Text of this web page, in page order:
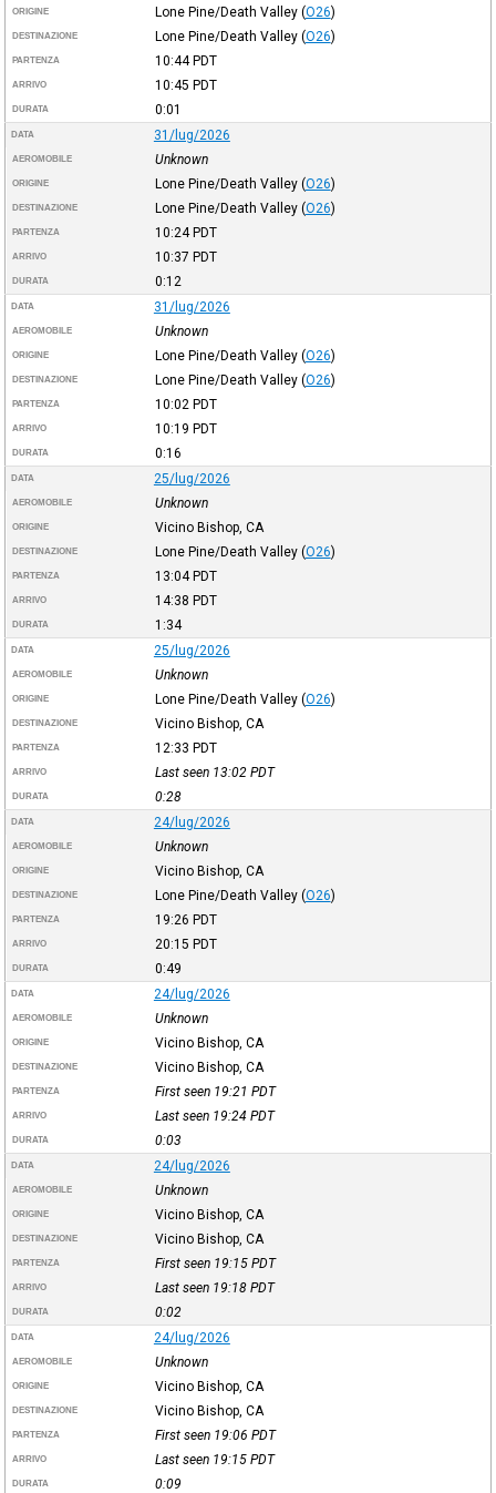
ORIGINE Lone Pine/Death Valley (O26)
DESTINAZIONE Lone Pine/Death Valley (O26)
PARTENZA 10:44PDT
ARRIVO 10:45 PDT
DURATA 0:01
DATA 31/lug/2026
AEROMOBILE Unknown
ORIGINE Lone Pine/Death Valley (O26)
DESTINAZIONE Lone Pine/Death Valley (O26)
PARTENZA 10:24PDT
ARRIVO 10:37 PDT
DURATA 0:12
DATA 31/lug/2026
AEROMOBILE Unknown
ORIGINE Lone Pine/Death Valley (O26)
DESTINAZIONE Lone Pine/Death Valley (O26)
PARTENZA 10:02 PDT
ARRIVO 10:19 PDT
DURATA 0:16
DATA 25/lug/2026
AEROMOBILE Unknown
ORIGINE Vicino Bishop, CA
DESTINAZIONE Lone Pine/Death Valley (O26)
PARTENZA 13:04PDT
ARRIVO 14:38 PDT
DURATA 1:34
DATA 25/lug/2026
AEROMOBILE Unknown
ORIGINE Lone Pine/Death Valley (O26)
DESTINAZIONE Vicino Bishop, CA
PARTENZA 12:33 PDT
ARRIVO Last seen 13:02 PDT
DURATA 0:28
DATA 24/lug/2026
AEROMOBILE Unknown
ORIGINE Vicino Bishop, CA
DESTINAZIONE Lone Pine/Death Valley (O26)
PARTENZA 19:26 PDT
ARRIVO 20:15 PDT
DURATA 0:49
DATA 24/lug/2026
AEROMOBILE Unknown
ORIGINE Vicino Bishop, CA
DESTINAZIONE Vicino Bishop, CA
PARTENZA First seen 19:21 PDT
ARRIVO Last seen 19:24 PDT
DURATA 0:03
DATA 24/lug/2026
AEROMOBILE Unknown
ORIGINE Vicino Bishop, CA
DESTINAZIONE Vicino Bishop, CA
PARTENZA First seen 19:15 PDT
ARRIVO Last seen 19:18 PDT
DURATA 0:02
DATA 24/lug/2026
AEROMOBILE Unknown
ORIGINE Vicino Bishop, CA
DESTINAZIONE Vicino Bishop, CA
PARTENZA First seen 19:06 PDT
ARRIVO Last seen 19:15 PDT
DURATA 0:09